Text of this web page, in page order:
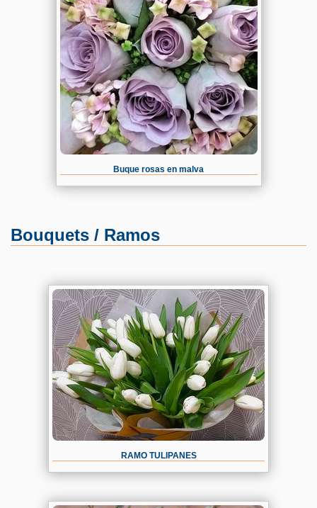
Buque rosas en malva
Bouquets / Ramos
RAMO TULIPANES